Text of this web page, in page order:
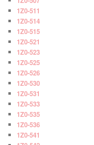
1Z0-511
1Z0-514
1Z0-515
1Z0-521
1Z0-523
1Z0-525
1Z0-526
1Z0-530
1Z0-531
1Z0-533
1Z0-535
1Z0-536
1Z0-541